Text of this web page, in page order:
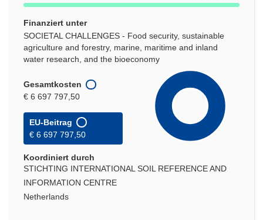
Finanziert unter
SOCIETAL CHALLENGES - Food security, sustainable
agriculture and forestry, marine, maritime and inland
water research, and the bioeconomy
Gesamtkosten
€ 6 697 797,50
EU-Beitrag
€ 6 697 797,50
Koordiniert durch
STICHTING INTERNATIONAL SOIL REFERENCE AND
INFORMATION CENTRE
Netherlands